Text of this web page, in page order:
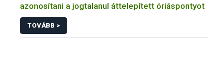
azonosítani a jogtalanul áttelepített óriáspontyot
TOVÁBB >